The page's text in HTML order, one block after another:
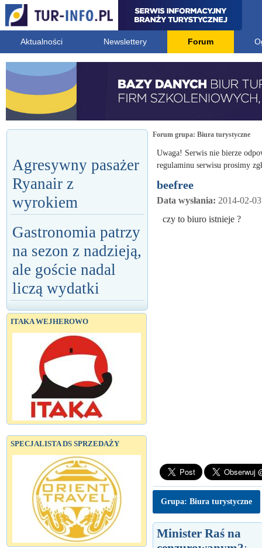
Aktualności Newslettery Forum
Agresywny pasażer
Ryanair z
wyrokiem
Gastronomia patrzy
na sezon z nadzieją,
ale goście nadal
liczą wydatki
ITAKA WEJHEROWO
SPECJALISTA DS SPRZEDAŻY
Forum grupa: Biura turystyczne
Uwaga! Serwis nie bierze
regulaminu serwisu prosimy
beefree
Data wysłania: 2014-02-
czy to biuro istnieje ?
Grupa: Biura turystyczne
Minister Raś na